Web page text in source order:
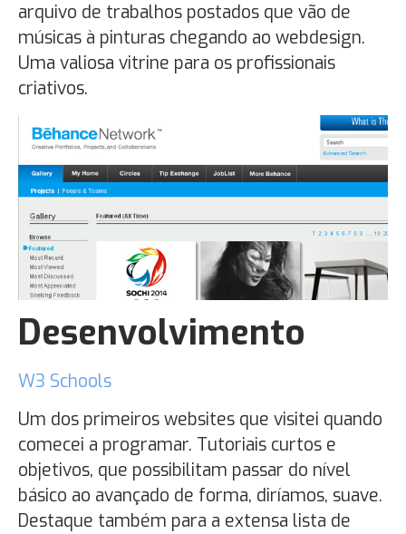
arquivo de trabalhos postados que vão de
músicas à pinturas chegando ao webdesign.
Uma valiosa vitrine para os profissionais
criativos.
Desenvolvimento
W3 Schools
Um dos primeiros websites que visitei quando
comecei a programar. Tutoriais curtos e
objetivos, que possibilitam passar do nível
básico ao avançado de forma, diríamos, suave.
Destaque também para a extensa lista de